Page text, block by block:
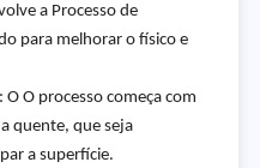
a Processo de
para melhorar o físico e
O processo começa com
quente, que seja
a superfície.